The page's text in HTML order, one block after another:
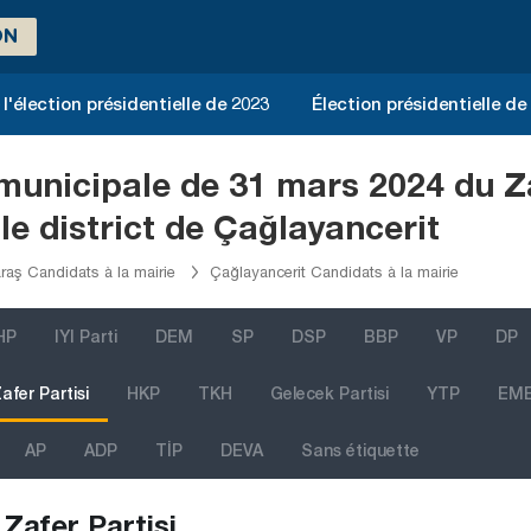
présidentielle de 2023 Élection présidentielle de
de 31 mars 2024 du
district de Çağlayancerit
Candidats à la mairie Çağlayancerit Candidats à la mairie
IYI Parti DEM SP DSP BBP VP DP
Partisi HKP TKH Gelecek Partisi YTP
AP ADP TİP DEVA Sans étiquette